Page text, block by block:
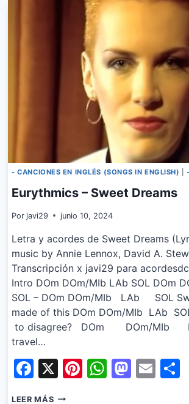
(PLAYING
HEART)
- CANCIONES EN INGLÉS (SONGS IN ENGLISH) |
Eurythmics – Sweet Dreams
Por javi29 junio 10, 2024
Letra y acordes de Sweet Dreams
music by Annie Lennox, David A.
Transcripción x javi29 para
Intro DOm DOm/MIb LAb SOL DOm
SOL – DOm DOm/MIb LAb SOL
made of this DOm DOm/MIb LAb
to disagree? DOm DOm/MIb
travel…
Facebook
X Pinterest
LEER MÁSEURYTHMICS